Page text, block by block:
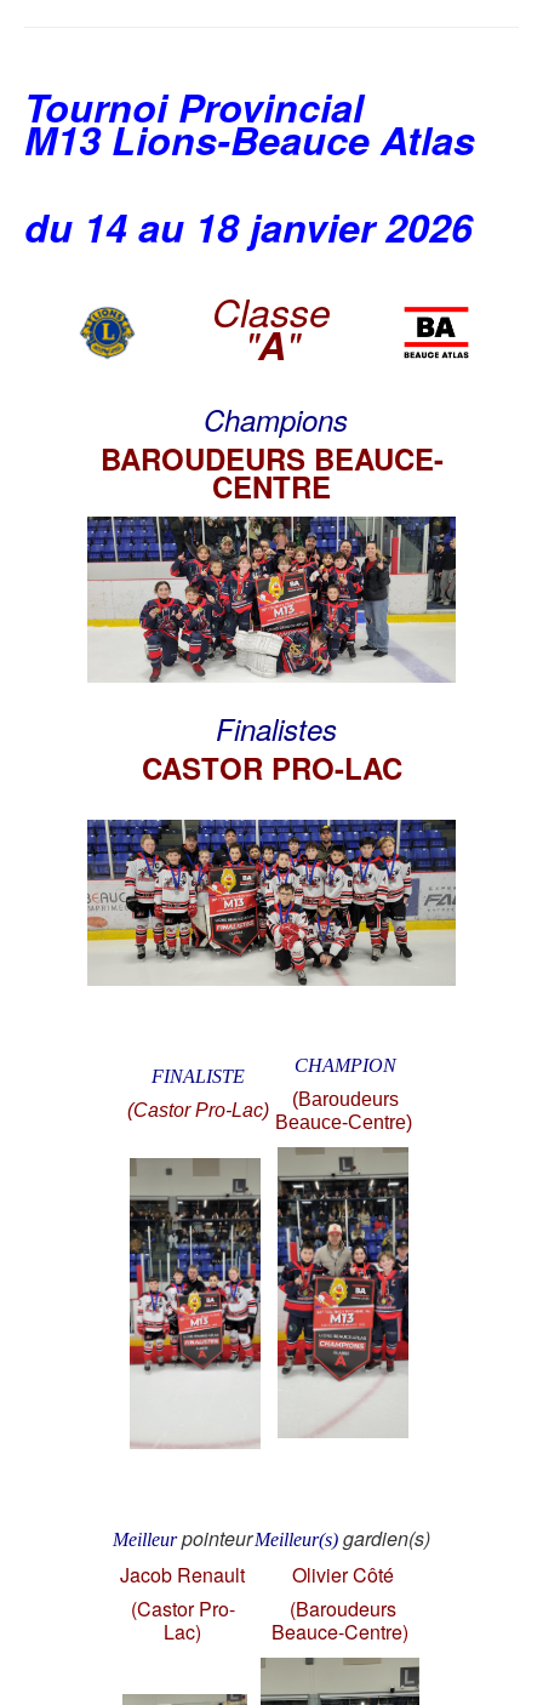
Tournoi Provincial
M13 Lions-Beauce Atlas
du 14 au 18 janvier 2026
Classe
"A"
Champions
BAROUDEURS BEAUCE-
CENTRE
Finalistes
CASTOR PRO-LAC
FINALISTE
(Castor Pro-Lac)
CHAMPION
(Baroudeurs
Beauce-Centre)
MeilleurpointeurMeilleur(s) gardien(s)
Jacob Renault
(Castor Pro-
Lac)
Olivier Côté
(Baroudeurs
Beauce-Centre)